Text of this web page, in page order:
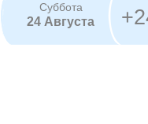
Суббота
24 Августа